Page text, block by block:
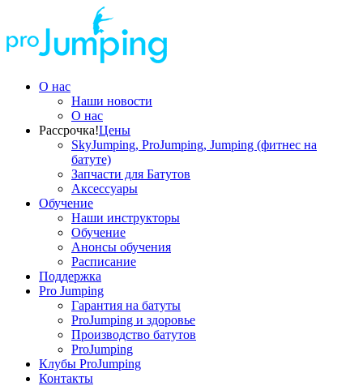
О нас
Наши новости
О нас
Рассрочка!Цены
SkyJumping, ProJumping, Jumping (фитнес на
батуте)
Запчасти для Батутов
Аксессуары
Обучение
Наши инструкторы
Обучение
Анонсы обучения
Расписание
Поддержка
Pro Jumping
Гарантия на батуты
ProJumping и здоровье
Производство батутов
ProJumping
Клубы ProJumping
Контакты